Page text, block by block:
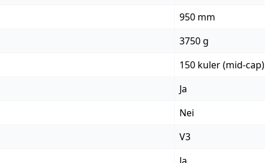
950 mm
3750 g
150 kuler (mid-cap)
Ja
Nei
V3